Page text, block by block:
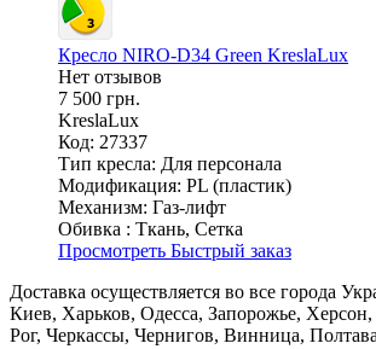
Кресло NIRO-D34 Green KreslaLux
Нет отзывов
7 500 грн.
KreslaLux
Код: 27337
Тип кресла: Для персонала
Модификация: PL (пластик)
Механизм: Газ-лифт
Обивка : Ткань, Сетка
Просмотреть Быстрый заказ
Доставка осуществляется во все города
Киев, Харьков, Одесса, Запорожье,
Рог, Черкассы, Чернигов, Винница,